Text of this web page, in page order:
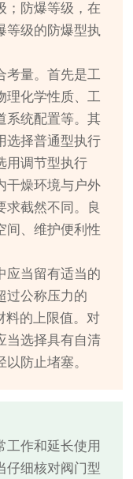
；防爆等级，在
等级的防爆型执
考量。首先是工
理化学性质、工
系统配置等。其
选择普通型执行
用调节型执行
干燥环境与户外
求截然不同。良
间、维护便利性
应当留有适当的
过公称压力的
料的上限值。对
当选择具有自清
防止堵塞。
工作和延长使用
仔细核对阀门型